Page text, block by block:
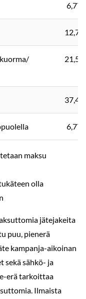
6,77
12,74
21,51
37,45
6,77
maksu
olla
jätejakeita
puu, pienerä
kampanja-aikoinan
sekä sähkö- ja
erä tarkoittaa
Ilmaista